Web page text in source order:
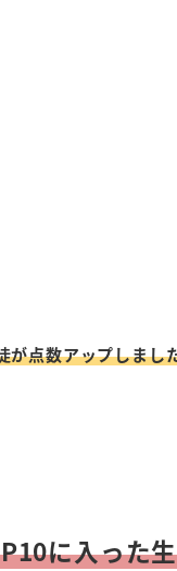
が点数アップしまし
に入った